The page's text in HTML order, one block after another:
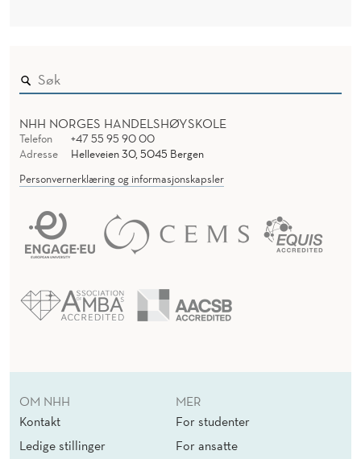
NHH NORGES HANDELSHØYSKOLE
Telefon
+47 55 95 90 00
Adresse
Helleveien 30, 5045 Bergen
Personvernerklæring og informasjonskapsler
OM NHH
Kontakt
Ledige stillinger
MER
For studenter
For ansatte